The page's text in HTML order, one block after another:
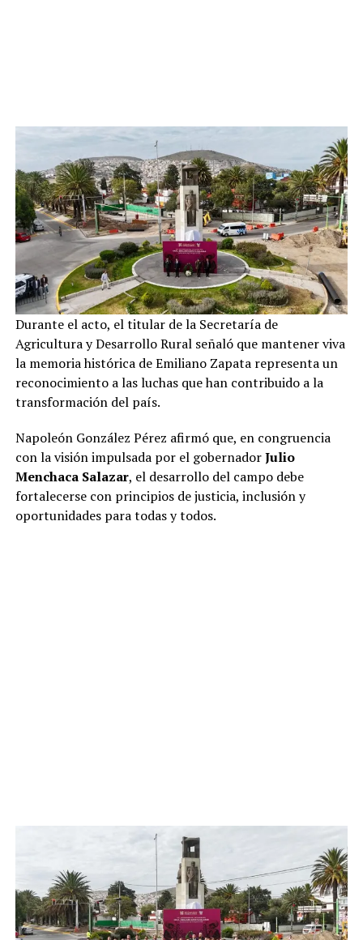
Durante el acto, el titular de la Secretaría de
Agricultura y Desarrollo Rural señaló que mantener viva
la memoria histórica de Emiliano Zapata representa un
reconocimiento a las luchas que han contribuido a la
transformación del país.
Napoleón González Pérez afirmó que, en congruencia
con la visión impulsada por el gobernadorJulio
Menchaca Salazar, el desarrollo del campo debe
fortalecerse con principios de justicia, inclusión y
oportunidades para todas y todos.